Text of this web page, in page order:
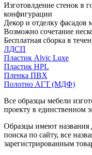
Изготовлдение стенок в
конфигурации
Декор и отделку
Возможно сочетание
Бесплатная сборка в
ЛДСП
Пластик Alvic Luxe
Пластик HPL
Пленка ПВХ
Полотно АГТ (МДФ)
Все образцы мебели
проекту в единственном
Образцы имеют названия
поиска по сайту, все
зарегистрированным